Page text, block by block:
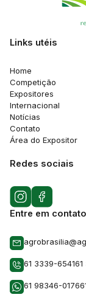
Links utéis
Home
Competição
Expositores
Internacional
Notícias
Contato
Área do Expositor
Redes sociais
Entre em contato
61 3339-6541
61 98346-0176